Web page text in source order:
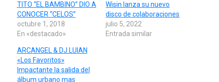
TITO “EL BAMBINO” DIO A
CONOCER “CELOS”
octubre 1, 2018
En «destacado»
Wisin lanza su nuevo
disco de colaboraciones
julio 5, 2022
Entrada similar
ARCANGEL & DJ LUIAN
«Los Favoritos»
Impactante la salida del
álbum urbano mas